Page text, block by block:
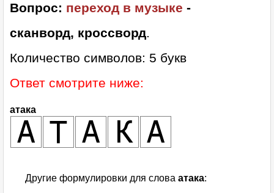
Вопрос: переход в музыке -
сканворд, кроссворд.
Количество символов: 5 букв
Ответ смотрите ниже:
атака
Другие формулировки для слова атака: